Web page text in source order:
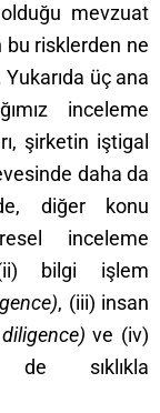
mevzuat
bu risklerden ne
üç ana
inceleme
şirketin iştigal
daha da
diğer konu
inceleme
bilgi işlem
), (iii) insan
) ve (iv)
de sıklıkla